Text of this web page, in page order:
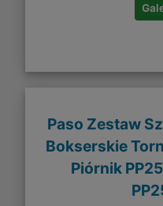
Paso Zestaw
Bokserskie
Piórnik